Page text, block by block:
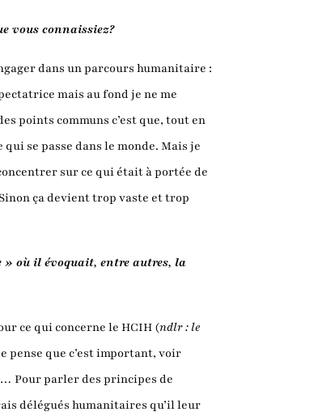
vous connaissiez?
dans un parcours humanitaire :
mais au fond je ne me
points communs c’est que, tout en
se passe dans le monde. Mais je
sur ce qui était à portée de
ça devient trop vaste et trop
où il évoquait, entre autres, la
ce qui concerne le HCIH (ndlr : le
pense que c’est important, voir
Pour parler des principes de
délégués humanitaires qu’il leur